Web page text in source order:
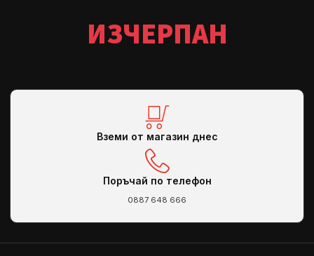
ИЗЧЕРПАН
Вземи от магазин днес
Поръчай по телефон
0887 648 666